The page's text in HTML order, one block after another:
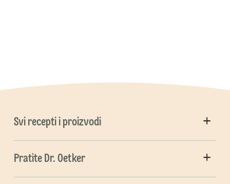
Svi recepti i proizvodi
Pratite Dr. Oetker